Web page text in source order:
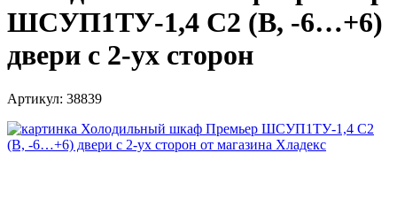
ШСУП1ТУ-1,4 С2 (В, -6…+6)
двери с 2-ух сторон
Артикул: 38839